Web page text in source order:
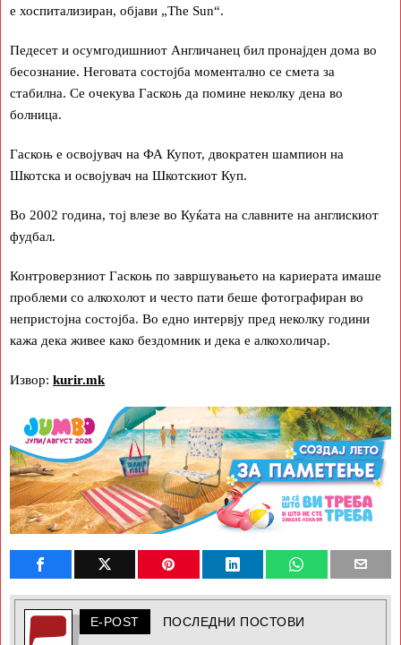
е хоспитализиран, објави „The Sun“.
Педесет и осумгодишниот Англичанец бил пронајден дома во
бесознание. Неговата состојба моментално се смета за
стабилна. Се очекува Гаскоњ да помине неколку дена во
болница.
Гаскоњ е освојувач на ФА Купот, двократен шампион на
Шкотска и освојувач на Шкотскиот Куп.
Во 2002 година, тој влезе во Куќата на славните на англискиот
фудбал.
Контроверзниот Гаскоњ по завршувањето на кариерата имаше
проблеми со алкохолот и често пати беше фотографиран во
непристојна состојба. Во едно интервју пред неколку години
кажа дека живее како бездомник и дека е алкохоличар.
Извор: kurir.mk
E-POST ПОСЛЕДНИ ПОСТОВИ